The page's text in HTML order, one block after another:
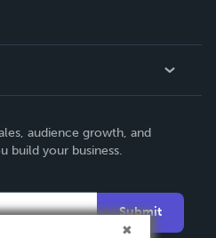
audience growth, and
build your business.
Submit